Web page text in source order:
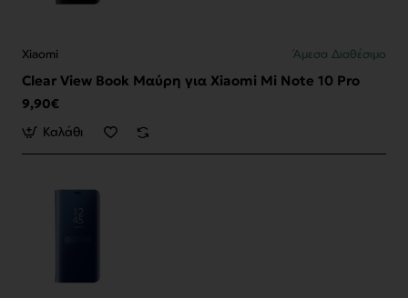
Xiaomi Άμεσα Διαθέσιμο
Clear View Book Μαύρη για Xiaomi Mi Note 10 Pro
9,90€
Καλάθι